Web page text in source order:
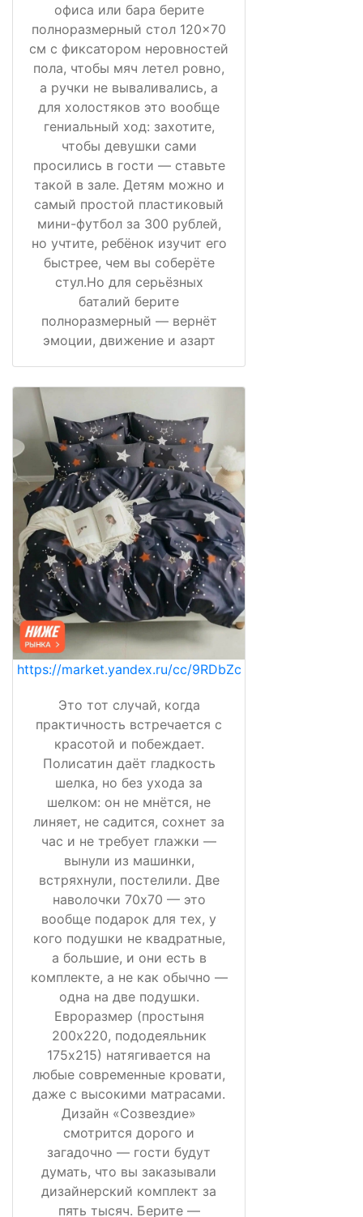
офиса или бара берите
полноразмерный стол 120×70
см с фиксатором неровностей
пола, чтобы мяч летел ровно,
а ручки не вываливались, а
для холостяков это вообще
гениальный ход: захотите,
чтобы девушки сами
просились в гости — ставьте
такой в зале. Детям можно и
самый простой пластиковый
мини-футбол за 300 рублей,
но учтите, ребёнок изучит его
быстрее, чем вы соберёте
стул.Но для серьёзных
баталий берите
полноразмерный — вернёт
эмоции, движение и азарт
https://market.yandex.ru/cc/9RDbZc
Это тот случай, когда
практичность встречается с
красотой и побеждает.
Полисатин даёт гладкость
шелка, но без ухода за
шелком: он не мнётся, не
линяет, не садится, сохнет за
час и не требует глажки —
вынули из машинки,
встряхнули, постелили. Две
наволочки 70х70 — это
вообще подарок для тех, у
кого подушки не квадратные,
а большие, и они есть в
комплекте, а не как обычно —
одна на две подушки.
Евроразмер (простыня
200х220, пододеяльник
175х215) натягивается на
любые современные кровати,
даже с высокими матрасами.
Дизайн «Созвездие»
смотрится дорого и
загадочно — гости будут
думать, что вы заказывали
дизайнерский комплект за
пять тысяч. Берите —